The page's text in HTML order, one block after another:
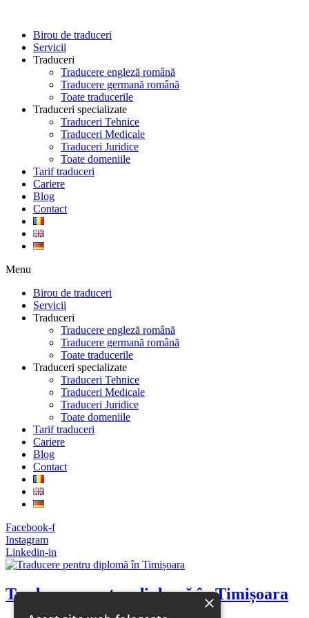
contentBirou de traduceri
Servicii
Traduceri
Traducere engleză română
Traducere germană română
Toate traducerile
Traduceri specializate
Traduceri Tehnice
Traduceri Medicale
Traduceri Juridice
Toate domeniile
Tarif traduceri
Cariere
Blog
Contact
Menu
Birou de traduceri
Servicii
Traduceri
Traducere engleză română
Traducere germană română
Toate traducerile
Traduceri specializate
Traduceri Tehnice
Traduceri Medicale
Traduceri Juridice
Toate domeniile
Tarif traduceri
Cariere
Blog
Contact
Facebook-f
Instagram
Linkedin-in
Traducere pentru diplomă în Timișoara
×